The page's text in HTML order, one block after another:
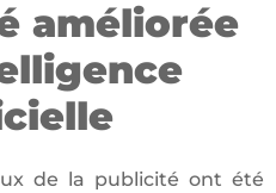
améliorée
de la publicité ont été